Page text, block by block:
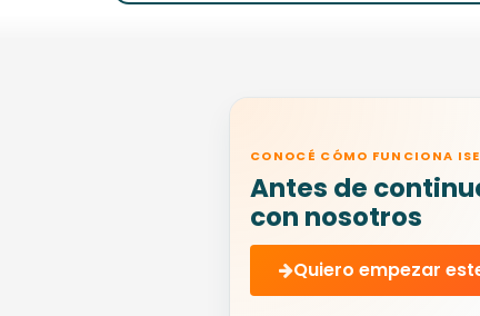
CONOCÉ CÓMO FUNCIONA ISE
Antes de
con nosotros
Quiero empezar